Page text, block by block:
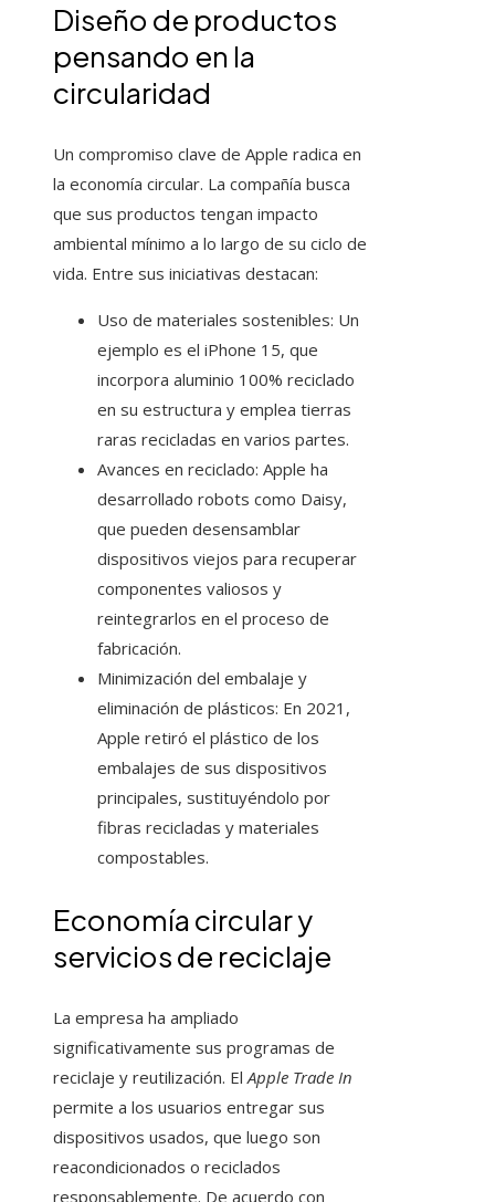
Diseño de productos
pensando en la
circularidad
Un compromiso clave de Apple radica en
la economía circular. La compañía busca
que sus productos tengan impacto
ambiental mínimo a lo largo de su ciclo de
vida. Entre sus iniciativas destacan:
Uso de materiales sostenibles: Un
ejemplo es el iPhone 15, que
incorpora aluminio 100% reciclado
en su estructura y emplea tierras
raras recicladas en varios partes.
Avances en reciclado: Apple ha
desarrollado robots como Daisy,
que pueden desensamblar
dispositivos viejos para recuperar
componentes valiosos y
reintegrarlos en el proceso de
fabricación.
Minimización del embalaje y
eliminación de plásticos: En 2021,
Apple retiró el plástico de los
embalajes de sus dispositivos
principales, sustituyéndolo por
fibras recicladas y materiales
compostables.
Economía circular y
servicios de reciclaje
La empresa ha ampliado
significativamente sus programas de
reciclaje y reutilización. ElApple Trade In
permite a los usuarios entregar sus
dispositivos usados, que luego son
reacondicionados o reciclados
responsablemente. De acuerdo con